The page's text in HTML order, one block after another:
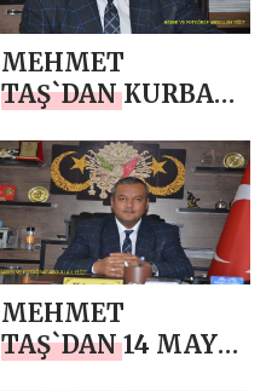
MEHMET
TAŞ`DAN KURBAN
MEHMET
TAŞ`DAN 14 MAYIS